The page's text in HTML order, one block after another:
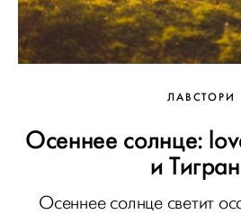
ЛАВСТОРИ
Осеннее солнце:
и
Осеннее солнце светит